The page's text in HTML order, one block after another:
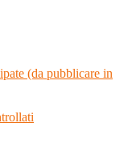
(da pubblicare in